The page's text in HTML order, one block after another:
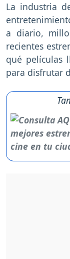
La industria
a diario,
recientes
qué películas
para disfrutar